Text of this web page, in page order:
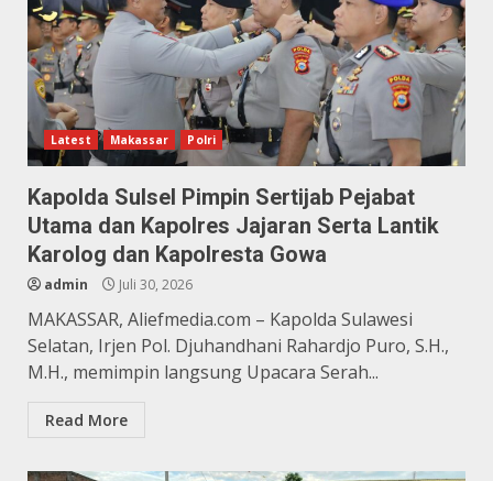
Latest Makassar Polri
Kapolda Sulsel Pimpin Sertijab Pejabat
Utama dan Kapolres Jajaran Serta Lantik
Karolog dan Kapolresta Gowa
admin Juli 30, 2026
MAKASSAR, Aliefmedia.com – Kapolda Sulawesi
Selatan, Irjen Pol. Djuhandhani Rahardjo Puro, S.H.,
M.H., memimpin langsung Upacara Serah...
Read More